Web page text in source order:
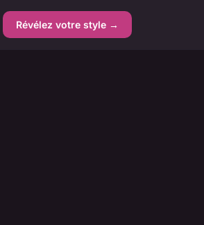
Révélez votre style →